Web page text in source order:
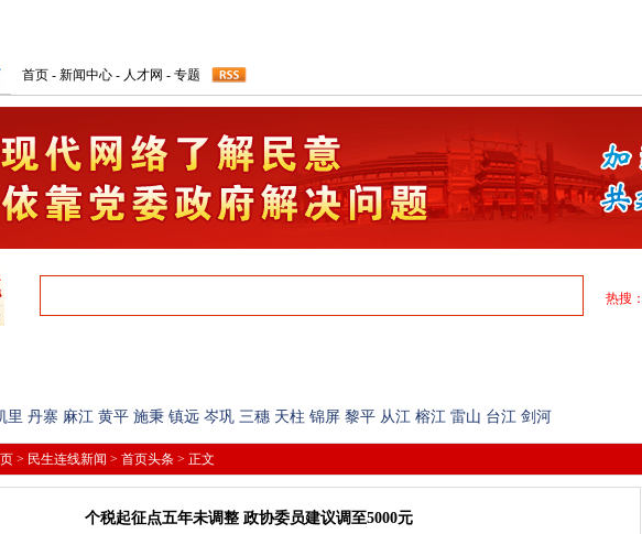
首页 - 新闻中心 - 人才网 - 专题
热搜：
里 丹寨 麻江 黄平 施秉 镇远 岑巩 三穗 天柱 锦屏 黎平 从江 榕江 雷山 台江 剑河
> 民生连线新闻 > 首页头条 > 正文
个税起征点五年未调整 政协委员建议调至5000元